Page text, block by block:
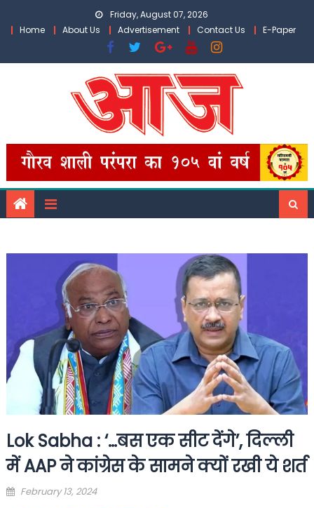
Friday, August 07, 2026
Home
About Us Advertisement Contact Us E-Paper
Lok Sabha : ‘…बस एक सीट देंगे’, दिल्ली
में AAP ने कांग्रेस के सामने क्यों रखी ये शर्त
Posted
February 13, 2024